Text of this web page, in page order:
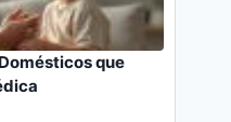
que